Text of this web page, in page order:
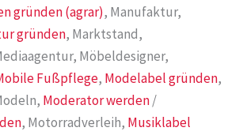
gründen (agrar), Manufaktur,
gründen, Marktstand,
Möbeldesigner,
Fußpflege, Modelabel gründen,
Moderator werden/
, Motorradverleih, Musiklabel